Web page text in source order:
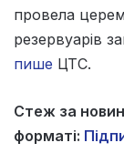
провела
резервуарів
пише ЦТС.
Стеж за
форматі: